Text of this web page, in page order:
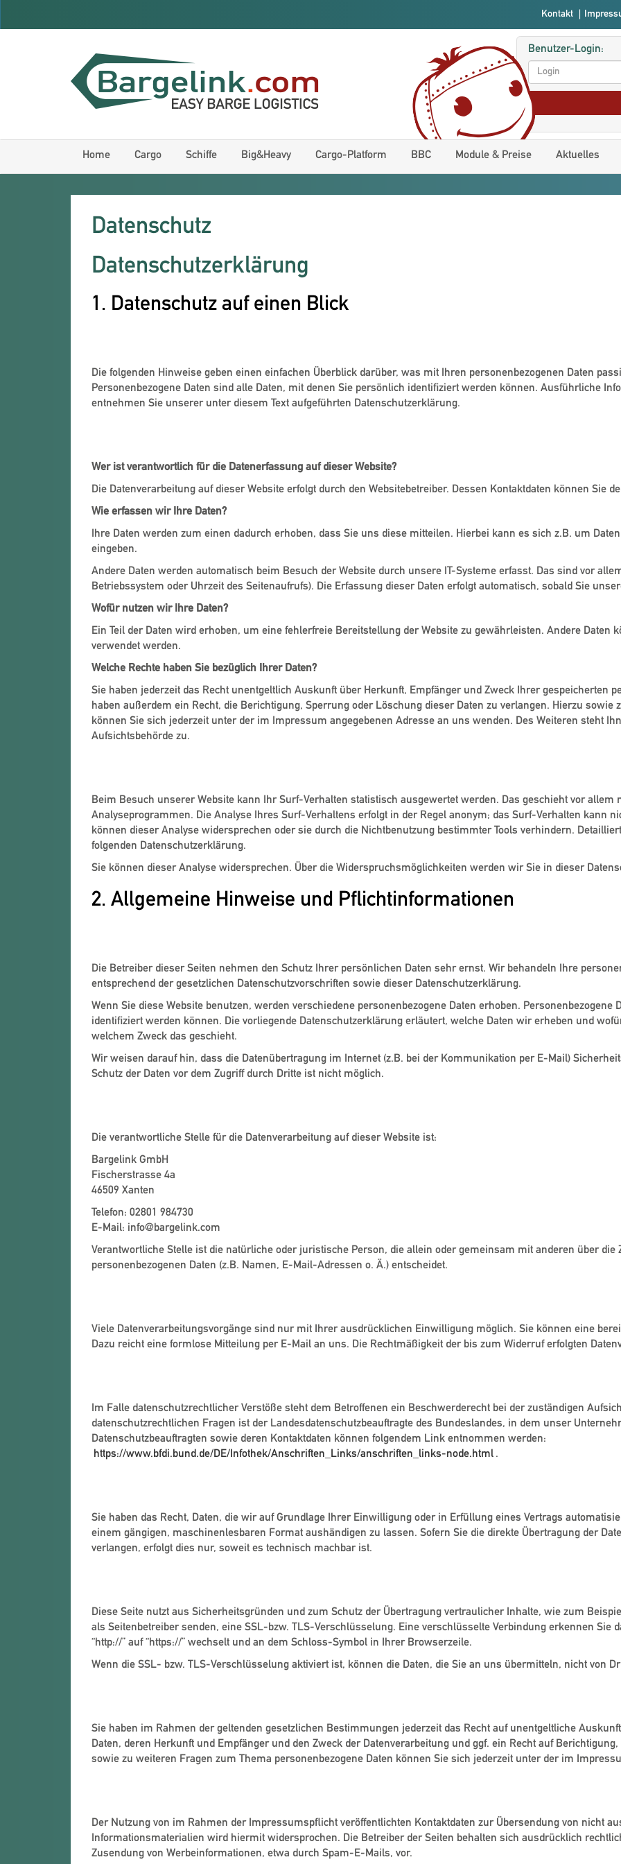
Kontakt
Benutzer-Login:
Home Cargo Schiffe Big&Heavy Cargo-Platform BBC Module & Preise Aktuelles
Datenschutz
Datenschutzerklärung
1. Datenschutz auf einen Blick
Die folgenden Hinweise geben einen einfachen Überblick darüber, was mit Ihren personenbezogenen Daten
Personenbezogene Daten sind alle Daten, mit denen Sie persönlich identifiziert werden können. Ausführliche
entnehmen Sie unserer unter diesem Text aufgeführten Datenschutzerklärung.
Wer ist verantwortlich für die Datenerfassung auf dieser Website?
Die Datenverarbeitung auf dieser Website erfolgt durch den Websitebetreiber. Dessen Kontaktdaten können Sie
Wie erfassen wir Ihre Daten?
Ihre Daten werden zum einen dadurch erhoben, dass Sie uns diese mitteilen. Hierbei kann es sich z.B. um
eingeben.
Andere Daten werden automatisch beim Besuch der Website durch unsere IT-Systeme erfasst. Das sind vor
Betriebssystem oder Uhrzeit des Seitenaufrufs). Die Erfassung dieser Daten erfolgt automatisch, sobald Sie
Wofür nutzen wir Ihre Daten?
Ein Teil der Daten wird erhoben, um eine fehlerfreie Bereitstellung der Website zu gewährleisten. Andere Daten
verwendet werden.
Welche Rechte haben Sie bezüglich Ihrer Daten?
Sie haben jederzeit das Recht unentgeltlich Auskunft über Herkunft, Empfänger und Zweck Ihrer gespeicherten
haben außerdem ein Recht, die Berichtigung, Sperrung oder Löschung dieser Daten zu verlangen. Hierzu sowie
können Sie sich jederzeit unter der im Impressum angegebenen Adresse an uns wenden. Des Weiteren steht
Aufsichtsbehörde zu.
Beim Besuch unserer Website kann Ihr Surf-Verhalten statistisch ausgewertet werden. Das geschieht vor allem
Analyseprogrammen. Die Analyse Ihres Surf-Verhaltens erfolgt in der Regel anonym; das Surf-Verhalten kann
können dieser Analyse widersprechen oder sie durch die Nichtbenutzung bestimmter Tools verhindern.
folgenden Datenschutzerklärung.
Sie können dieser Analyse widersprechen. Über die Widerspruchsmöglichkeiten werden wir Sie in dieser
2. Allgemeine Hinweise und Pflichtinformationen
Die Betreiber dieser Seiten nehmen den Schutz Ihrer persönlichen Daten sehr ernst. Wir behandeln Ihre
entsprechend der gesetzlichen Datenschutzvorschriften sowie dieser Datenschutzerklärung.
Wenn Sie diese Website benutzen, werden verschiedene personenbezogene Daten erhoben.
identifiziert werden können. Die vorliegende Datenschutzerklärung erläutert, welche Daten wir erheben und
welchem Zweck das geschieht.
Wir weisen darauf hin, dass die Datenübertragung im Internet (z.B. bei der Kommunikation per E-Mail)
Schutz der Daten vor dem Zugriff durch Dritte ist nicht möglich.
Die verantwortliche Stelle für die Datenverarbeitung auf dieser Website ist:
Bargelink GmbH
Fischerstrasse 4a
46509 Xanten
Telefon: 02801 984730
E-Mail: info@bargelink.com
Verantwortliche Stelle ist die natürliche oder juristische Person, die allein oder gemeinsam mit anderen über die
personenbezogenen Daten (z.B. Namen, E-Mail-Adressen o. Ä.) entscheidet.
Viele Datenverarbeitungsvorgänge sind nur mit Ihrer ausdrücklichen Einwilligung möglich. Sie können eine
Dazu reicht eine formlose Mitteilung per E-Mail an uns. Die Rechtmäßigkeit der bis zum Widerruf erfolgten
Im Falle datenschutzrechtlicher Verstöße steht dem Betroffenen ein Beschwerderecht bei der zuständigen
datenschutzrechtlichen Fragen ist der Landesdatenschutzbeauftragte des Bundeslandes, in dem unser
Datenschutzbeauftragten sowie deren Kontaktdaten können folgendem Link entnommen werden:
https://www.bfdi.bund.de/DE/Infothek/Anschriften_Links/anschriften_links-node.html .
Sie haben das Recht, Daten, die wir auf Grundlage Ihrer Einwilligung oder in Erfüllung eines Vertrags
einem gängigen, maschinenlesbaren Format aushändigen zu lassen. Sofern Sie die direkte Übertragung der
verlangen, erfolgt dies nur, soweit es technisch machbar ist.
Diese Seite nutzt aus Sicherheitsgründen und zum Schutz der Übertragung vertraulicher Inhalte, wie zum
als Seitenbetreiber senden, eine SSL-bzw. TLS-Verschlüsselung. Eine verschlüsselte Verbindung erkennen Sie
“http://” auf “https://” wechselt und an dem Schloss-Symbol in Ihrer Browserzeile.
Wenn die SSL- bzw. TLS-Verschlüsselung aktiviert ist, können die Daten, die Sie an uns übermitteln, nicht von
Sie haben im Rahmen der geltenden gesetzlichen Bestimmungen jederzeit das Recht auf unentgeltliche
Daten, deren Herkunft und Empfänger und den Zweck der Datenverarbeitung und ggf. ein Recht auf
sowie zu weiteren Fragen zum Thema personenbezogene Daten können Sie sich jederzeit unter der im
Der Nutzung von im Rahmen der Impressumspflicht veröffentlichten Kontaktdaten zur Übersendung von nicht
Informationsmaterialien wird hiermit widersprochen. Die Betreiber der Seiten behalten sich ausdrücklich
Zusendung von Werbeinformationen, etwa durch Spam-E-Mails, vor.